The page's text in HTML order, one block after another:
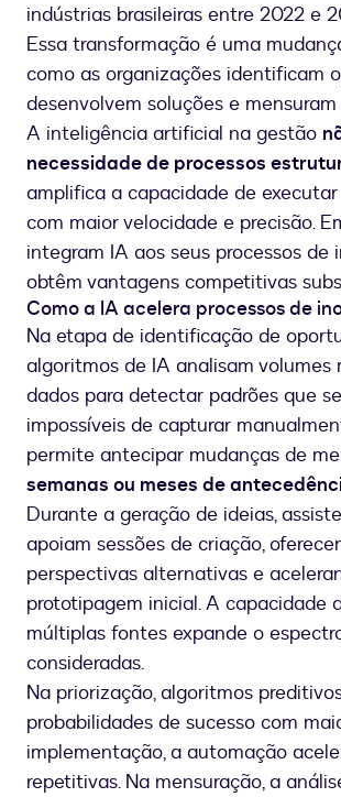
indústrias brasileiras entre 2022 e
Essa transformação é uma
como as organizações identificam
desenvolvem soluções e
A inteligência artificial na gestão
necessidade de processos
amplifica a capacidade de
com maior velocidade e precisão.
integram IA aos seus processos de
obtêm vantagens competitivas
Como a IA acelera processos de
Na etapa de identificação de
algoritmos de IA analisam volumes
dados para detectar padrões que
impossíveis de capturar
permite antecipar mudanças de
semanas ou meses de
Durante a geração de ideias,
apoiam sessões de criação,
perspectivas alternativas e
prototipagem inicial. A capacidade
múltiplas fontes expande o
consideradas.
Na priorização, algoritmos
probabilidades de sucesso com
implementação, a automação
repetitivas. Na mensuração, a